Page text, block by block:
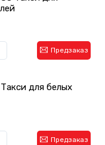
Предзаказ
для белых
Предзаказ